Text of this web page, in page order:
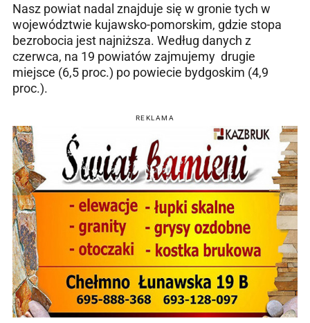
Nasz powiat nadal znajduje się w gronie tych w
województwie kujawsko-pomorskim, gdzie stopa
bezrobocia jest najniższa. Według danych z
czerwca, na 19 powiatów zajmujemy drugie
miejsce (6,5 proc.) po powiecie bydgoskim (4,9
proc.).
REKLAMA